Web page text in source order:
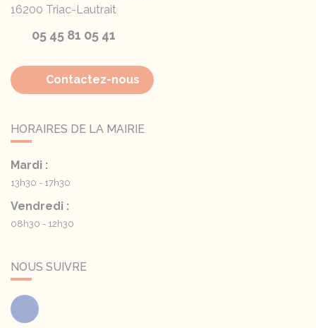
16200 Triac-Lautrait
05 45 81 05 41
Contactez-nous
HORAIRES DE LA MAIRIE
Mardi :
13h30 - 17h30
Vendredi :
08h30 - 12h30
NOUS SUIVRE
Facebook